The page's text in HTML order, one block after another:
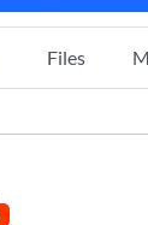
Files